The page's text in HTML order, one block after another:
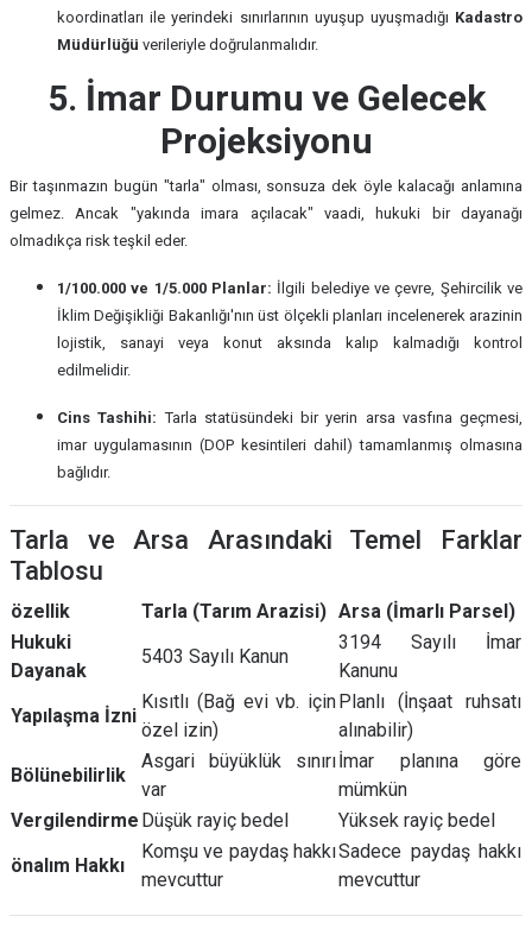
koordinatları ile yerindeki sınırlarının uyuşup uyuşmadığı Kadastro
Müdürlüğü verileriyle doğrulanmalıdır.
5. İmar Durumu ve Gelecek
Projeksiyonu
Bir taşınmazın bugün "tarla" olması, sonsuza dek öyle kalacağı anlamına
gelmez. Ancak "yakında imara açılacak" vaadi, hukuki bir dayanağı
olmadıkça risk teşkil eder.
1/100.000 ve 1/5.000 Planlar: İlgili belediye ve çevre, Şehircilik ve
İklim Değişikliği Bakanlığı'nın üst ölçekli planları incelenerek arazinin
lojistik, sanayi veya konut aksında kalıp kalmadığı kontrol
edilmelidir.
Cins Tashihi: Tarla statüsündeki bir yerin arsa vasfına geçmesi,
imar uygulamasının (DOP kesintileri dahil) tamamlanmış olmasına
bağlıdır.
Tarla ve Arsa Arasındaki Temel Farklar
Tablosu
özellik Tarla (Tarım Arazisi) Arsa (İmarlı Parsel)
Hukuki
Dayanak
5403 Sayılı Kanun
3194 Sayılı İmar
Kanunu
Yapılaşma İzni
Kısıtlı (Bağ evi vb. için
özel izin)
Planlı (İnşaat ruhsatı
alınabilir)
Bölünebilirlik
Asgari büyüklük sınırı
var
İmar planına göre
mümkün
Vergilendirme Düşük rayiç bedel
Yüksek rayiç bedel
önalım Hakkı
Komşu ve paydaş hakkı
mevcuttur
Sadece paydaş hakkı
mevcuttur